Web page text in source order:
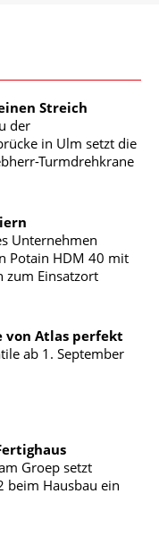
Streich
der
in Ulm setzt die
Turmdrehkrane
Unternehmen
Potain HDM 40 mit
zum Einsatzort
von Atlas perfekt
ab 1. September
Groep setzt
beim Hausbau ein